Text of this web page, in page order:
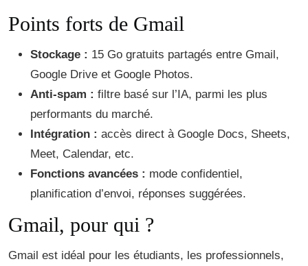
Points forts de Gmail
Stockage : 15 Go gratuits partagés entre Gmail,
Google Drive et Google Photos.
Anti-spam : filtre basé sur l’IA, parmi les plus
performants du marché.
Intégration : accès direct à Google Docs, Sheets,
Meet, Calendar, etc.
Fonctions avancées : mode confidentiel,
planification d’envoi, réponses suggérées.
Gmail, pour qui ?
Gmail est idéal pour les étudiants, les professionnels,